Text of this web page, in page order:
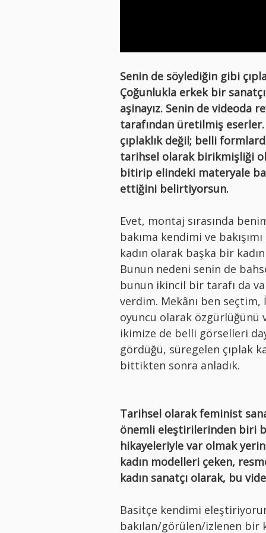
Senin de söylediğin gibi
Çoğunlukla erkek bir
aşinayız. Senin de videoda
tarafından üretilmiş
çıplaklık değil; belli
tarihsel olarak birikmişliği
bitirip elindeki materyale
ettiğini belirtiyorsun.
Evet, montaj sırasında
bakıma kendimi ve
kadın olarak başka bir
Bunun nedeni senin de
bunun ikincil bir tarafı da
verdim. Mekânı ben seçtim,
oyuncu olarak özgürlüğünü
ikimize de belli görselleri
gördüğü, süregelen çıplak
bittikten sonra anladık.
Tarihsel olarak feminist
önemli eleştirilerinden biri
hikayeleriyle var olmak
kadın modelleri çeken,
kadın sanatçı olarak, bu
Basitçe kendimi
bakılan/görülen/izlenen bir